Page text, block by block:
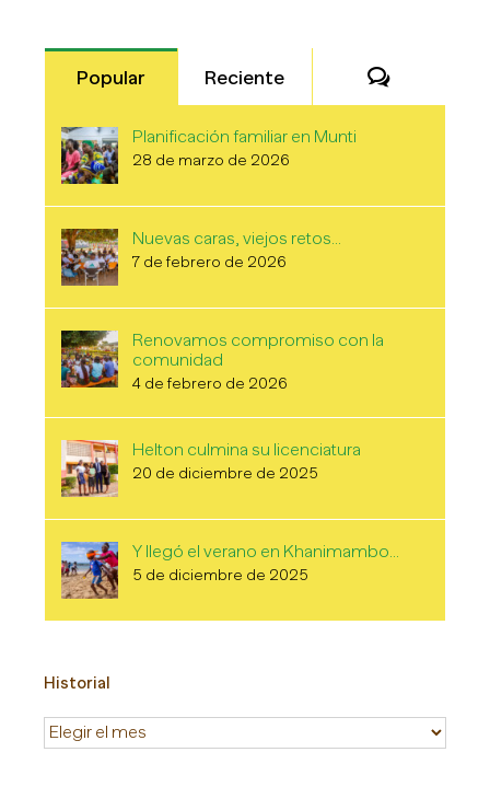
Popular Reciente
Planificación familiar en Munti
28 de marzo de 2026
Nuevas caras, viejos retos…
7 de febrero de 2026
Renovamos compromiso con la
comunidad
4 de febrero de 2026
Helton culmina su licenciatura
20 de diciembre de 2025
Y llegó el verano en Khanimambo…
5 de diciembre de 2025
Historial
Historial